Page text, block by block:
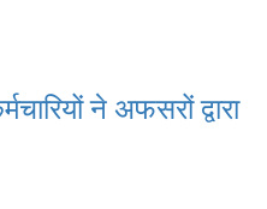
ने अफसरों द्वारा